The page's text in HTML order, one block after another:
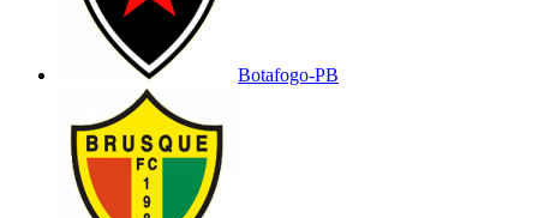
Botafogo-PB